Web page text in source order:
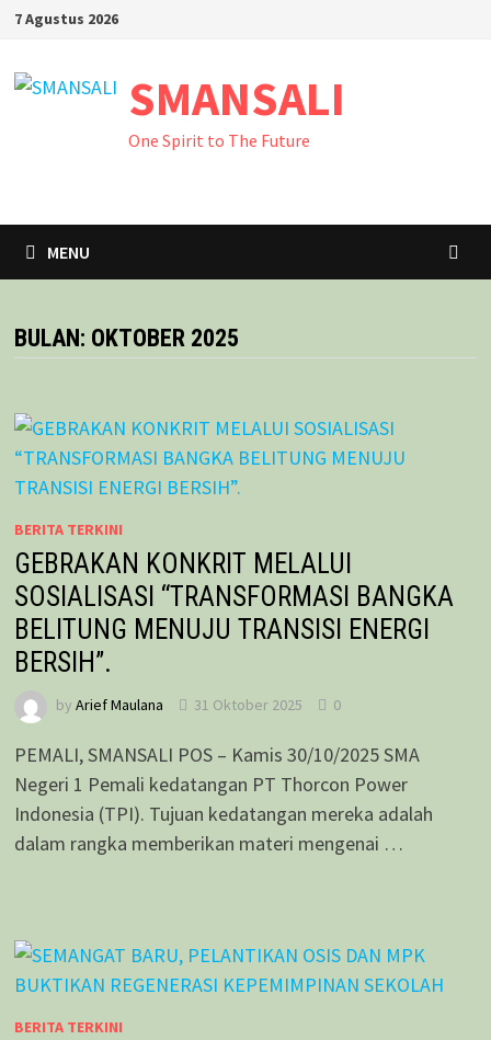
Skip
content
7 Agustus 2026
SMANSALI
One Spirit to The Future
MENU
BULAN: OKTOBER 2025
BERITA TERKINI
GEBRAKAN KONKRIT MELALUI
SOSIALISASI “TRANSFORMASI BANGKA
BELITUNG MENUJU TRANSISI ENERGI
BERSIH”.
by Arief Maulana 31 Oktober 2025 0
PEMALI, SMANSALI POS – Kamis 30/10/2025 SMA
Negeri 1 Pemali kedatangan PT Thorcon Power
Indonesia (TPI). Tujuan kedatangan mereka adalah
dalam rangka memberikan materi mengenai …
BERITA TERKINI